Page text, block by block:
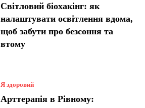
Світловий біохакінг: як
налаштувати освітлення вдома,
щоб забути про безсоння та
втому
Я здоровий
Арттерапія в Рівному: